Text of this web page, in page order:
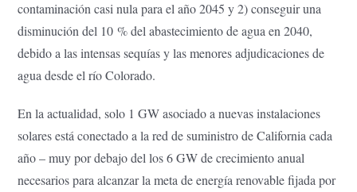
contaminación casi nula para el año 2045 y 2) conseguir una
disminución del 10 % del abastecimiento de agua en 2040,
debido a las intensas sequías y las menores adjudicaciones de
agua desde el río Colorado.
En la actualidad, solo 1 GW asociado a nuevas instalaciones
solares está conectado a la red de suministro de California cada
año – muy por debajo del los 6 GW de crecimiento anual
necesarios para alcanzar la meta de energía renovable fijada por